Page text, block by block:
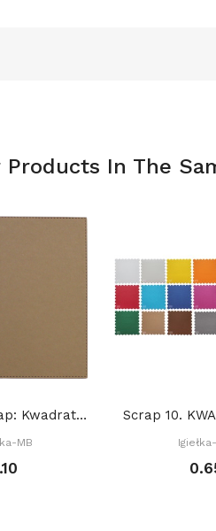
Products In The
copy of Scrap: Kwadrat z przeszyciami 15,2 x...
MB